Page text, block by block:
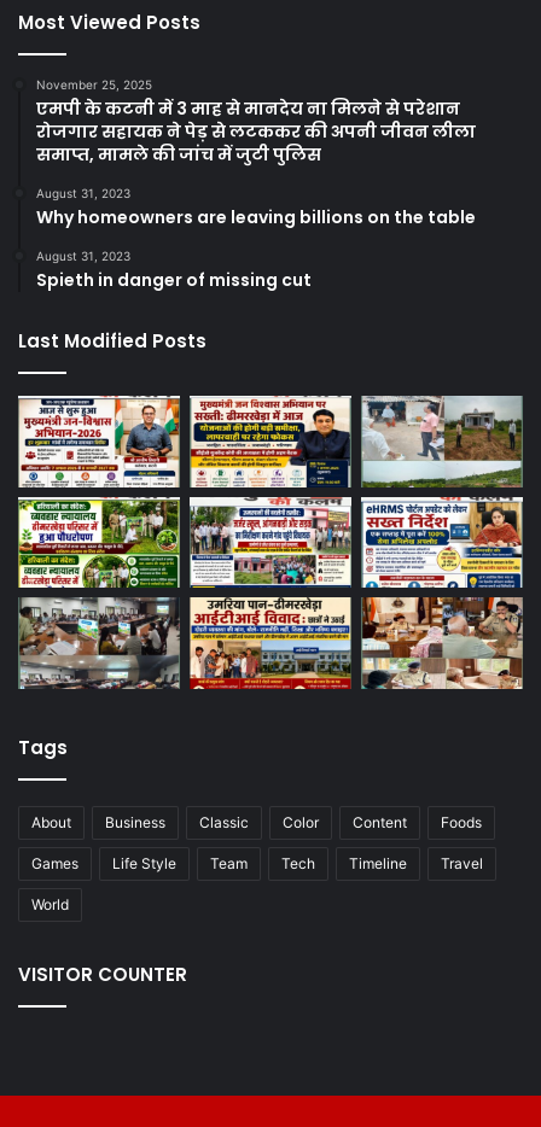
Most Viewed Posts
November 25, 2025
एमपी के कटनी में 3 माह से मानदेय ना मिलने से परेशान
रोजगार सहायक ने पेड़ से लटककर की अपनी जीवन लीला
समाप्त, मामले की जांच में जुटी पुलिस
August 31, 2023
Why homeowners are leaving billions on the table
August 31, 2023
Spieth in danger of missing cut
Last Modified Posts
Tags
About Business Classic Color Content Foods
Games Life Style Team Tech Timeline Travel
World
VISITOR COUNTER